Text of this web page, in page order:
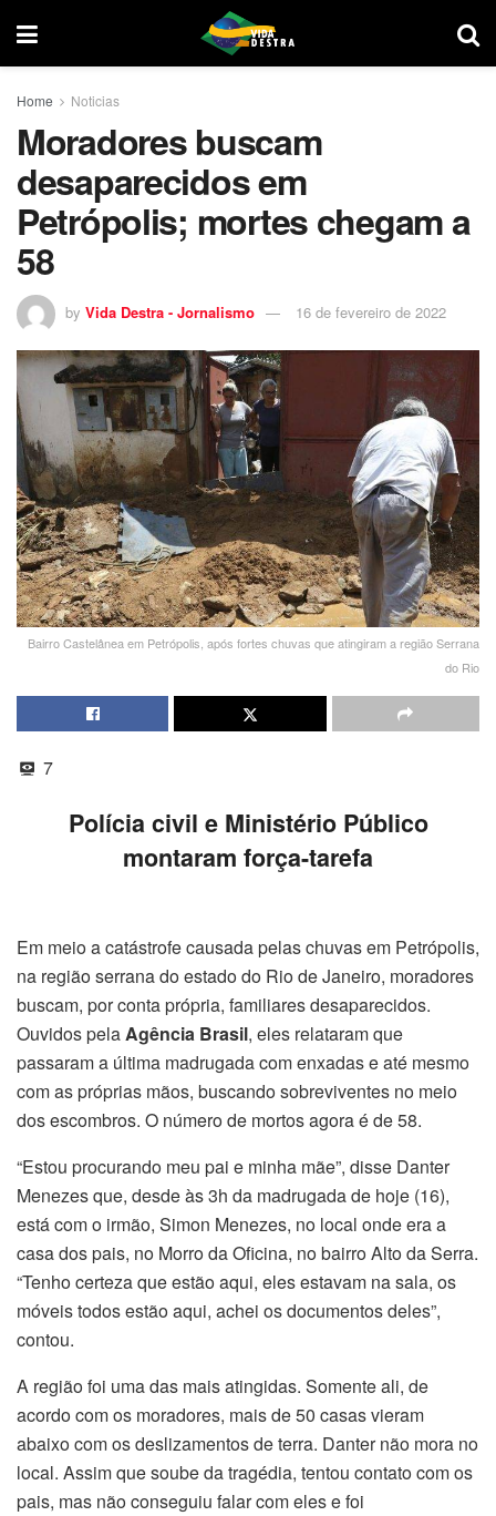
Home Noticias
Moradores buscam
desaparecidos em
Petrópolis; mortes chegam a
58
by Vida Destra - Jornalismo 16 de fevereiro de 2022
Bairro Castelânea em Petrópolis, após fortes chuvas que atingiram a região Serrana
do Rio
7
Polícia civil e Ministério Público
montaram força-tarefa
Em meio a catástrofe causada pelas chuvas em Petrópolis,
na região serrana do estado do Rio de Janeiro, moradores
buscam, por conta própria, familiares desaparecidos.
Ouvidos pelaAgência Brasil, eles relataram que
passaram a última madrugada com enxadas e até mesmo
com as próprias mãos, buscando sobreviventes no meio
dos escombros. O número de mortos agora é de 58.
“Estou procurando meu pai e minha mãe”, disse Danter
Menezes que, desde às 3h da madrugada de hoje (16),
está com o irmão, Simon Menezes, no local onde era a
casa dos pais, no Morro da Oficina, no bairro Alto da Serra.
“Tenho certeza que estão aqui, eles estavam na sala, os
móveis todos estão aqui, achei os documentos deles”,
contou.
A região foi uma das mais atingidas. Somente ali, de
acordo com os moradores, mais de 50 casas vieram
abaixo com os deslizamentos de terra. Danter não mora no
local. Assim que soube da tragédia, tentou contato com os
pais, mas não conseguiu falar com eles e foi